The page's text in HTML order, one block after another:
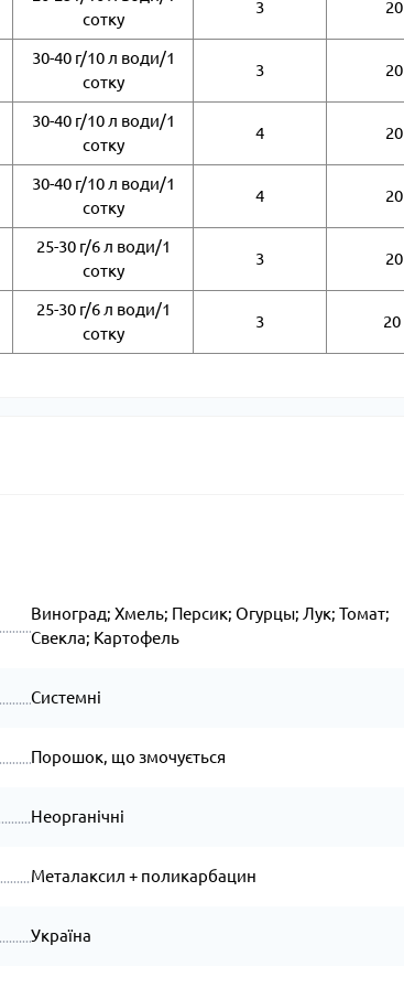
сотку
3 20
30-40 г/10 л води/1
сотку
3 20
30-40 г/10 л води/1
сотку
4 20
30-40 г/10 л води/1
сотку
4 20
25-30 г/6 л води/1
сотку
3 20
25-30 г/6 л води/1
сотку
3 20
Виноград; Хмель; Персик; Огурцы; Лук; Томат;
Свекла; Картофель
Системні
Порошок, що змочується
Неорганічні
Металаксил + поликарбацин
Україна